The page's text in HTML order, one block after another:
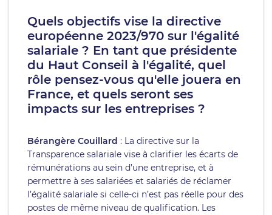
Quels objectifs vise la directive
européenne 2023/970 sur l'égalité
salariale ? En tant que présidente
du Haut Conseil à l'égalité, quel
rôle pensez-vous qu'elle jouera en
France, et quels seront ses
impacts sur les entreprises ?
Bérangère Couillard : La directive sur la
Transparence salariale vise à clarifier les écarts de
rémunérations au sein d’une entreprise, et à
permettre à ses salariées et salariés de réclamer
l’égalité salariale si celle-ci n’est pas réelle pour des
postes de même niveau de qualification. Les